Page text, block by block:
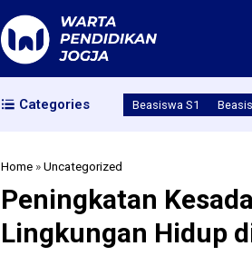
Categories Beasiswa S1
Home »Uncategorized
Peningkatan
Lingkungan Hidup